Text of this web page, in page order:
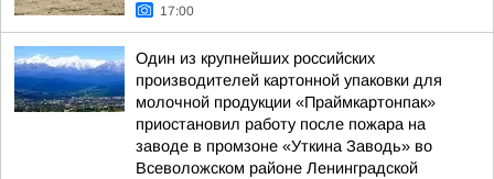
17:00
Один из крупнейших российских
производителей картонной упаковки для
молочной продукции «Праймкартонпак»
приостановил работу после пожара на
заводе в промзоне «Уткина Заводь» во
Всеволожском районе Ленинградской